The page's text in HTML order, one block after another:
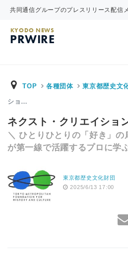
共同通信グループのプレスリリース配信
KYODO NEWS
PRWIRE
TOP 各種団体 東京都歴史文
ショ…
ネクスト・クリエイショ
＼ ひとりひとりの「好き」の
が第一線で活躍するプロに学
東京都歴史文化財団
2025/6/13 17:00